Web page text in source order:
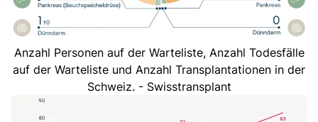
Anzahl Personen auf der Warteliste, Anzahl Todesfälle
auf der Warteliste und Anzahl Transplantationen in der
Schweiz. - Swisstransplant